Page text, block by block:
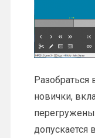
новички,
допускается